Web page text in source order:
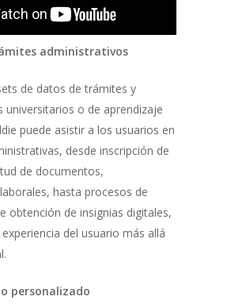
administrativos
de datos de trámites y
universitarios o de aprendizaje
puede asistir a los usuarios en
desde inscripción de
de documentos,
hasta procesos de
obtención de insignias digitales,
del usuario más allá
personalizado